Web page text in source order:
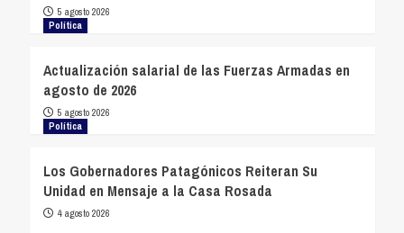
5 agosto 2026
Política
Actualización salarial de las Fuerzas Armadas en
agosto de 2026
5 agosto 2026
Política
Los Gobernadores Patagónicos Reiteran Su
Unidad en Mensaje a la Casa Rosada
4 agosto 2026